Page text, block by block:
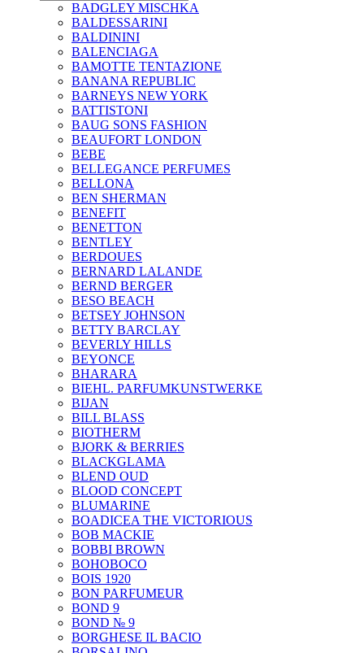
BADGLEY MISCHKA
BALDESSARINI
BALDININI
BALENCIAGA
BAMOTTE TENTAZIONE
BANANA REPUBLIC
BARNEYS NEW YORK
BATTISTONI
BAUG SONS FASHION
BEAUFORT LONDON
BEBE
BELLEGANCE PERFUMES
BELLONA
BEN SHERMAN
BENEFIT
BENETTON
BENTLEY
BERDOUES
BERNARD LALANDE
BERND BERGER
BESO BEACH
BETSEY JOHNSON
BETTY BARCLAY
BEVERLY HILLS
BEYONCE
BHARARA
BIEHL. PARFUMKUNSTWERKE
BIJAN
BILL BLASS
BIOTHERM
BJORK & BERRIES
BLACKGLAMA
BLEND OUD
BLOOD CONCEPT
BLUMARINE
BOADICEA THE VICTORIOUS
BOB MACKIE
BOBBI BROWN
BOHOBOCO
BOIS 1920
BON PARFUMEUR
BOND 9
BOND № 9
BORGHESE IL BACIO